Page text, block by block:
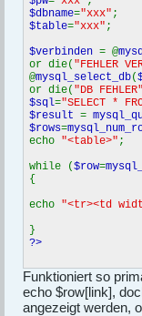
$dbname="xxx" ;
$table="xxx" ;
$verbinden = @
or die( "FEHLER
@mysql_select_db(
or die( "DB FEHLER"
$sql="SELECT *
$result =
$rows=
echo "<table>" ;
while ($row=
{
echo "<tr><td
}
?>
Funktioniert so
echo $row[link],
angezeigt werden,